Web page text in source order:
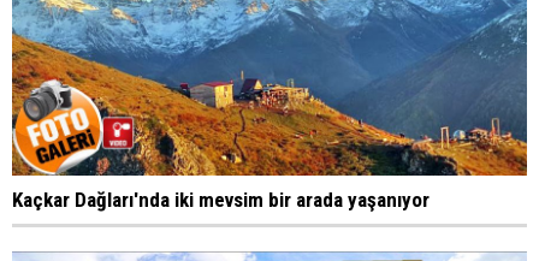
Kaçkar Dağları'nda iki mevsim bir arada yaşanıyor